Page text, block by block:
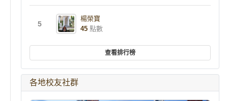
5
楊榮寶
45 點數
查看排行榜
各地校友社群